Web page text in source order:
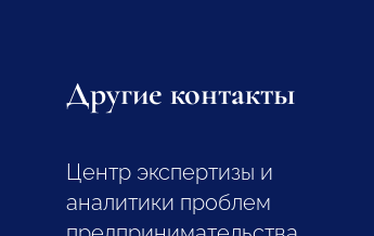
Другие контакты
Центр экспертизы и
аналитики проблем